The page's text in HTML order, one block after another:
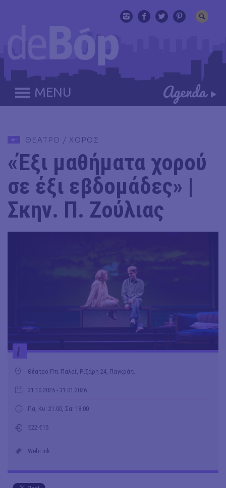
MENU
ΘΕΑΤΡΟ / ΧΟΡΟΣ
«Έξι μαθήματα χορού
σε έξι εβδομάδες» |
Σκην. Π. Ζούλιας
i
Θέατρο Πτι Παλαί, Ριζάρη 24, Παγκράτι
31.10.2025 - 31.01.2026
Πα, Κυ: 21.00, Σα: 18.00
€22-€15
WebLink